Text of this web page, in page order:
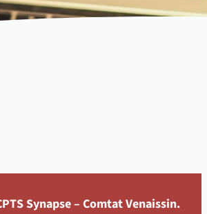
Synapse – Comtat Venaissin.